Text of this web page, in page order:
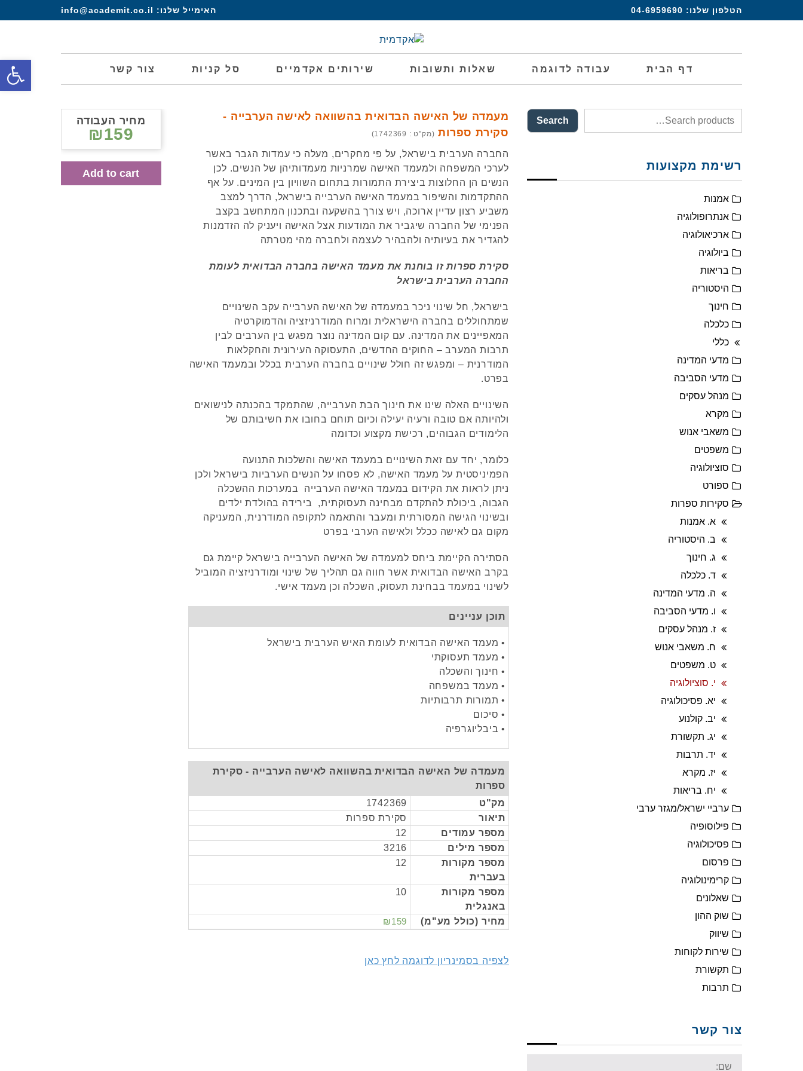
הטלפון שלנו: 04-6959690 האימייל שלנו: info@academit.co.il
דף הבית עבודה לדוגמה שאלות ותשובות שירותים אקדמיים סל קניות צור קשר
מעמדה של האישה הבדואית בהשוואה לאישה הערבייה -
סקירת ספרות (מק"ט : 1742369)
החברה הערבית בישראל, על פי מחקרים, מעלה כי עמדות הגבר באשר
לערכי המשפחה ולמעמד האישה שמרניות מעמדותיהן של הנשים. לכן
הנשים הן החלוצות ביצירת התמורות בתחום השוויון בין המינים. על אף
ההתקדמות והשיפור במעמד האישה הערבייה בישראל, הדרך למצב
משביע רצון עדיין ארוכה, ויש צורך בהשקעה ובתכנון המתחשב בקצב
הפנימי של החברה שיגביר את המודעות אצל האישה ויעניק לה הזדמנות
להגדיר את בעיותיה ולהבהיר לעצמה ולחברה מהי מטרתה
סקירת ספרות זו בוחנת את מעמד האישה בחברה הבדואית לעומת
החברה הערבית בישראל
בישראל, חל שינוי ניכר במעמדה של האישה הערבייה עקב השינויים
שמתחוללים בחברה הישראלית ומרוח המודרניזציה והדמוקרטיה
המאפיינים את המדינה. עם קום המדינה נוצר מפגש בין הערבים לבין
תרבות המערב – החוקים החדשים, התעסוקה העירונית והחקלאות
המודרנית – ומפגש זה חולל שינויים בחברה הערבית בכלל ובמעמד האישה
בפרט.
השינויים האלה שינו את חינוך הבת הערבייה, שהתמקד בהכנתה לנישואים
ולהיותה אם טובה ורעיה יעילה וכיום תוחם בחובו את חשיבותם של
הלימודים הגבוהים, רכישת מקצוע וכדומה
כלומר, יחד עם זאת השינויים במעמד האישה והשלכות התנועה
הפמיניסטית על מעמד האישה, לא פסחו על הנשים הערביות בישראל ולכן
ניתן לראות את הקידום במעמד האישה הערבייה במערכות ההשכלה
הגבוה, ביכולת להתקדם מבחינה תעסוקתית, בירידה בהולדת ילדים
ובשינוי הגישה המסורתית ומעבר והתאמה לתקופה המודרנית, המעניקה
מקום גם לאישה ככלל ולאישה הערבי בפרט
הסתירה הקיימת ביחס למעמדה של האישה הערבייה בישראל קיימת גם
בקרב האישה הבדואית אשר חווה גם תהליך של שינוי ומודרניזציה המוביל
לשינוי במעמד בבחינת תעסוק, השכלה וכן מעמד אישי.
תוכן עניינים
• מעמד האישה הבדואית לעומת האיש הערבית בישראל
• מעמד תעסוקתי
• חינוך והשכלה
• מעמד במשפחה
• תמורות תרבותיות
• סיכום
• ביבליוגרפיה
מעמדה של האישה הבדואית בהשוואה לאישה הערבייה - סקירת
ספרות
מק"ט
1742369
תיאור
סקירת ספרות
מספר עמודים
12
מספר מילים
3216
מספר מקורות
בעברית
12
מספר מקורות
באנגלית
10
מחיר (כולל מע"מ) ₪159
לצפיה בסמינריון לדוגמה לחץ כאן
מחיר העבודה
₪159
Add to cart
Search
רשימת מקצועות
אמנות
אנתרופולוגיה
ארכיאולוגיה
ביולוגיה
בריאות
היסטוריה
חינוך
כלכלה
כללי
מדעי המדינה
מדעי הסביבה
מנהל עסקים
מקרא
משאבי אנוש
משפטים
סוציולוגיה
ספורט
סקירות ספרות
א. אמנות
ב. היסטוריה
ג. חינוך
ד. כלכלה
ה. מדעי המדינה
ו. מדעי הסביבה
ז. מנהל עסקים
ח. משאבי אנוש
ט. משפטים
י. סוציולוגיה
יא. פסיכולוגיה
יב. קולנוע
יג. תקשורת
יד. תרבות
יז. מקרא
יח. בריאות
ערביי ישראל/מגזר ערבי
פילוסופיה
פסיכולוגיה
פרסום
קרימינולוגיה
שאלונים
שוק ההון
שיווק
שירות לקוחות
תקשורת
תרבות
צור קשר
פתח